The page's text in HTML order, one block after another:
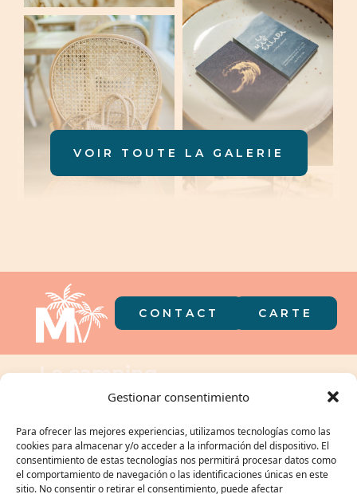
Gestionar consentimiento
Para ofrecer las mejores experiencias, utilizamos tecnologías como las
cookies para almacenar y/o acceder a la información del dispositivo. El
consentimiento de estas tecnologías nos permitirá procesar datos como
el comportamiento de navegación o las identificaciones únicas en este
sitio. No consentir o retirar el consentimiento, puede afectar
VOIR TOUTE LA GALERIE
CONTACT CARTE
Le camping
dans votre